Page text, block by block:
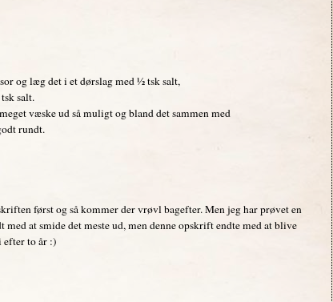
og læg det i et dørslag med ½ tsk salt,
salt.
væske ud så muligt og bland det sammen med
rundt.
først og så kommer der vrøvl bagefter. Men jeg har prøvet en
at smide det meste ud, men denne opskrift endte med at blive
efter to år :)